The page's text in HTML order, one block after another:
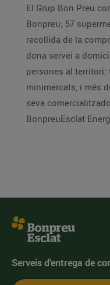
El Grup Bon Preu
Bonpreu; 57
recollida de la
dona servei a
persones al territori;
minimercats, i més
seva
BonpreuEsclat
Serveis d'entrega de